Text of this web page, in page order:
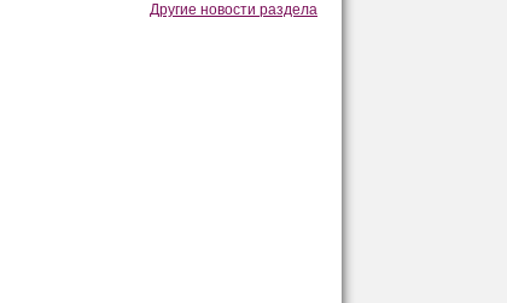
Другие новости раздела